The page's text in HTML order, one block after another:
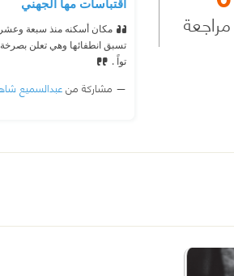
مراجعة
اقتباسات مها الجهني
مكان أسكنه منذ سبعة
تسبق انطفائها وهي تعلن
تواً .
مشاركة منعبدالسميع